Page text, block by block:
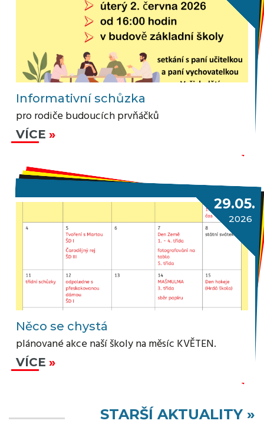
Informativní schůzka
pro rodiče budoucích prvňáčků
VÍCE
29.05.
2026
Něco se chystá
plánované akce naší školy na měsíc KVĚTEN.
VÍCE
STARŠÍ AKTUALITY »